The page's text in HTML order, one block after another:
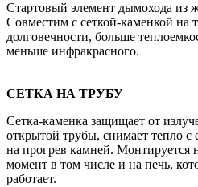
Стартовый элемент дымохода из
Совместим с сеткой-каменкой на
долговечности, больше
меньше инфракрасного.
СЕТКА НА ТРУБУ
Сетка-каменка защищает от
открытой трубы, снимает тепло с
на прогрев камней. Монтируется
момент в том числе и на печь,
работает.